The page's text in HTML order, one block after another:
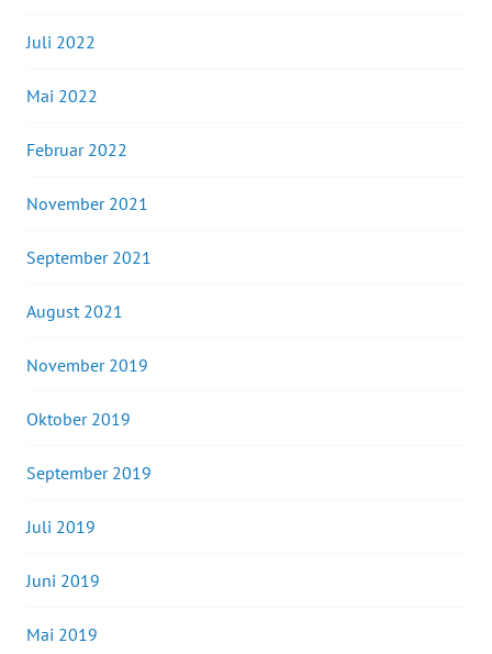
Juli 2022
Mai 2022
Februar 2022
November 2021
September 2021
August 2021
November 2019
Oktober 2019
September 2019
Juli 2019
Juni 2019
Mai 2019